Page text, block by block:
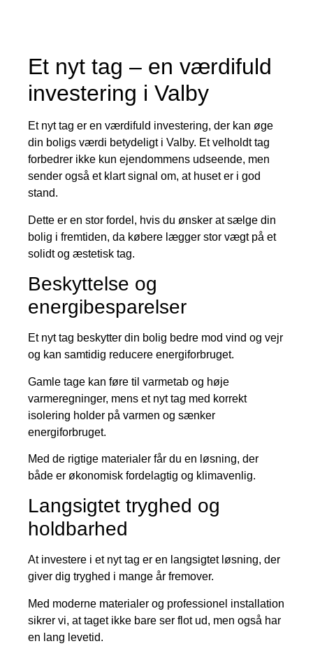
Et nyt tag – en værdifuld
investering i Valby
Et nyt tag er en værdifuld investering, der kan øge
din boligs værdi betydeligt i Valby. Et velholdt tag
forbedrer ikke kun ejendommens udseende, men
sender også et klart signal om, at huset er i god
stand.
Dette er en stor fordel, hvis du ønsker at sælge din
bolig i fremtiden, da købere lægger stor vægt på et
solidt og æstetisk tag.
Beskyttelse og
energibesparelser
Et nyt tag beskytter din bolig bedre mod vind og vejr
og kan samtidig reducere energiforbruget.
Gamle tage kan føre til varmetab og høje
varmeregninger, mens et nyt tag med korrekt
isolering holder på varmen og sænker
energiforbruget.
Med de rigtige materialer får du en løsning, der
både er økonomisk fordelagtig og klimavenlig.
Langsigtet tryghed og
holdbarhed
At investere i et nyt tag er en langsigtet løsning, der
giver dig tryghed i mange år fremover.
Med moderne materialer og professionel installation
sikrer vi, at taget ikke bare ser flot ud, men også har
en lang levetid.